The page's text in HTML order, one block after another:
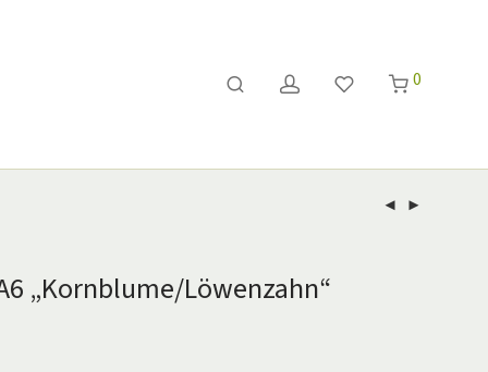
0
„Kornblume/Löwenzahn“